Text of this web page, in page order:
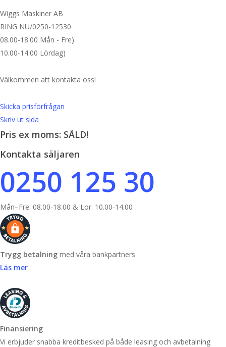
Wiggs Maskiner AB
RING NU/0250-12530
08.00-18.00 Mån - Fre)
10.00-14.00 Lördag)
Välkommen att kontakta oss!
Skicka prisförfrågan
Skriv ut sida
Pris ex moms: SÅLD!
Kontakta säljaren
0250 125 30
Mån–Fre: 08.00-18.00 & Lör: 10.00-14.00
Trygg betalning med våra bankpartners
Läs mer
Finansiering
Vi erbjuder snabba kreditbesked på både leasing och avbetalning